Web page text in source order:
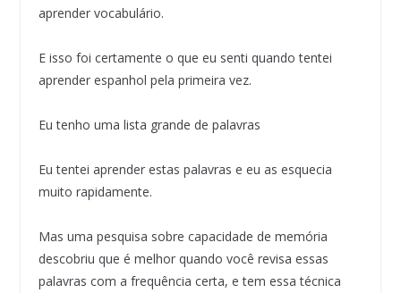
aprender vocabulário.
E isso foi certamente o que eu senti quando tentei
aprender espanhol pela primeira vez.
Eu tenho uma lista grande de palavras
Eu tentei aprender estas palavras e eu as esquecia
muito rapidamente.
Mas uma pesquisa sobre capacidade de memória
descobriu que é melhor quando você revisa essas
palavras com a frequência certa, e tem essa técnica